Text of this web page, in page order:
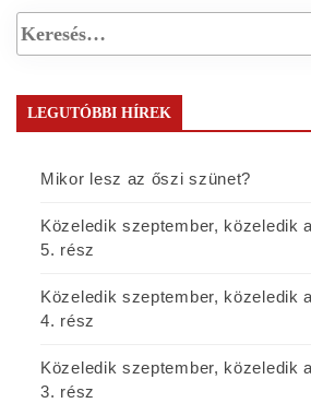
LEGUTÓBBI HÍREK
Mikor lesz az őszi szünet?
Közeledik szeptember, közeledik
5. rész
Közeledik szeptember, közeledik
4. rész
Közeledik szeptember, közeledik
3. rész